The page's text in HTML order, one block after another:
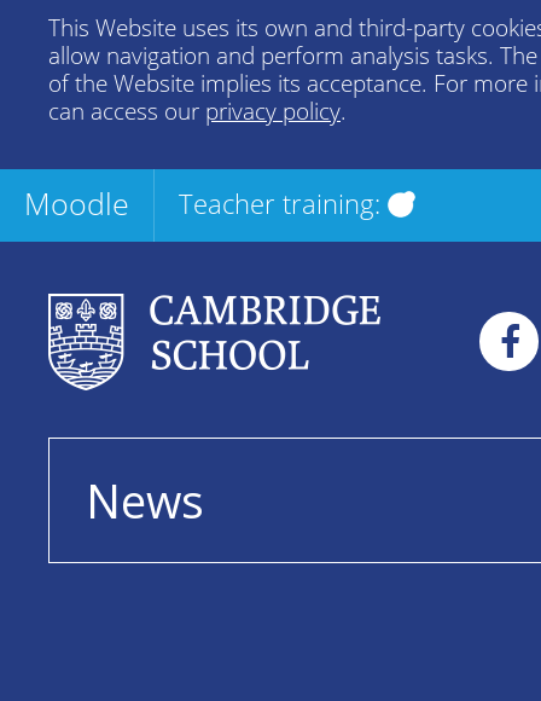
This Website uses its own and third-party
allow navigation and perform analysis tasks.
of the Website implies its acceptance. For more
can access our privacy policy.
Moodle Teacher training:
News